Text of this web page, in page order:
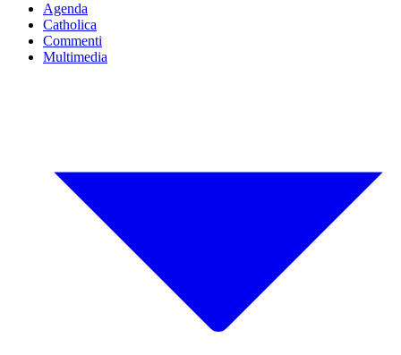
Agenda
Catholica
Commenti
Multimedia